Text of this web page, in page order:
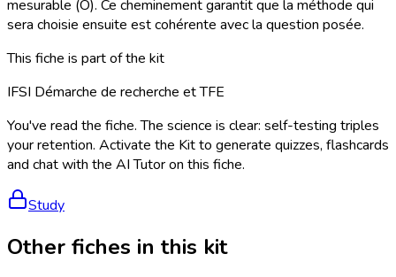
mesurable (O). Ce cheminement garantit que la méthode qui
sera choisie ensuite est cohérente avec la question posée.
This fiche is part of the kit
IFSI Démarche de recherche et TFE
You've read the fiche. The science is clear: self-testing triples
your retention. Activate the Kit to generate quizzes, flashcards
and chat with the AI Tutor on this fiche.
Study
Other fiches in this kit